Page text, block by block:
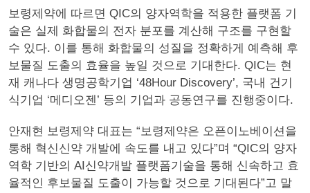
보령제약에 따르면 QIC의 양자역학을 적용한 플랫폼 기
술은 실제 화합물의 전자 분포를 계산해 구조를 구현할
수 있다. 이를 통해 화합물의 성질을 정확하게 예측해 후
보물질 도출의 효율을 높일 것으로 기대한다. QIC는 현
재 캐나다 생명공학기업 ‘48Hour Discovery’, 국내 건기
식기업 ‘메디오젠’ 등의 기업과 공동연구를 진행중이다.
안재현 보령제약 대표는 “보령제약은 오픈이노베이션을
통해 혁신신약 개발에 속도를 내고 있다”며 “QIC의 양자
역학 기반의 AI신약개발 플랫폼기술을 통해 신속하고 효
율적인 후보물질 도출이 가능할 것으로 기대된다”고 말